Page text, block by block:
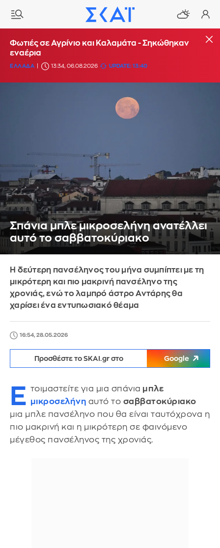
Φωτιές σε Αγρίνιο και Καλαμάτα - Σηκώθηκαν
εναέρια
ΕΛΛΑΔΑ 13:34, 06.08.2026 UPDATE: 13:40
Σπάνια μπλε μικροσελήνη ανατέλλει
αυτό το σαββατοκύριακο
Η δεύτερη πανσέληνος του μήνα συμπίπτει με τη
μικρότερη και πιο μακρινή πανσέληνο της
χρονιάς, ενώ το λαμπρό άστρο Αντάρης θα
χαρίσει ένα εντυπωσιακό θέαμα
16:54, 28.05.2026
Προσθέστε το SKAI.gr στο Google
Ε τοιμαστείτε για μια σπάνια μπλε
μικροσελήνη αυτό το σαββατοκύριακο
μια μπλε πανσέληνο που θα είναι ταυτόχρονα η
πιο μακρινή και η μικρότερη σε φαινόμενο
μέγεθος πανσέληνος της χρονιάς.